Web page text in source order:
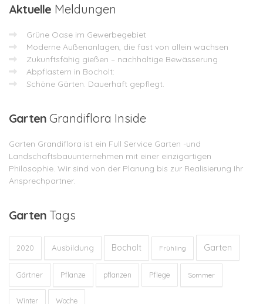
Aktuelle Meldungen
Grüne Oase im Gewerbegebiet
Moderne Außenanlagen, die fast von allein wachsen
Zukunftsfähig gießen – nachhaltige Bewässerung
Abpflastern in Bocholt:
Schöne Gärten. Dauerhaft gepflegt.
Garten Grandiflora Inside
Garten Grandiflora ist ein Full Service Garten -und
Landschaftsbauunternehmen mit einer einzigartigen
Philosophie. Wir sind von der Planung bis zur Realisierung Ihr
Ansprechpartner.
Garten Tags
2020 Ausbildung Bocholt Frühling Garten
Gärtner Pflanze pflanzen Pflege Sommer
Winter Woche